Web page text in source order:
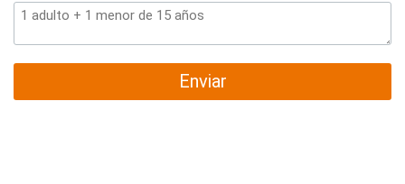
Enviar